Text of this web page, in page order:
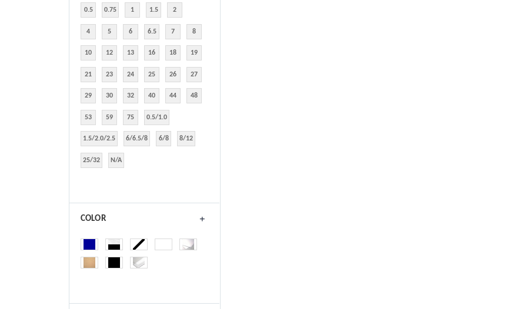
0.5 0.75 1 1.5 2
4 5 6 6.5 7 8
10 12 13 16 18 19
21 23 24 25 26 27
29 30 32 40 44 48
53 59 75 0.5/1.0
1.5/2.0/2.5 6/6.5/8 6/8 8/12
25/32 N/A
COLOR